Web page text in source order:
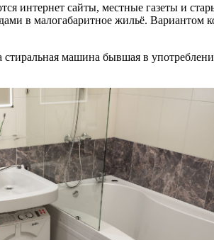
интернет сайты, местные газеты и
в малогабаритное жильё.
машина бывшая в